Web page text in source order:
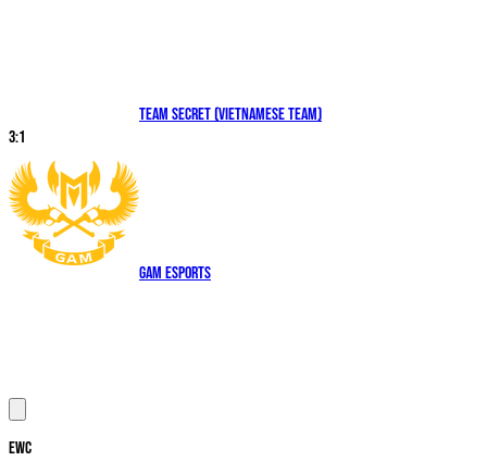
Team Secret (Vietnamese Team)
3:1
GAM Esports
EWC